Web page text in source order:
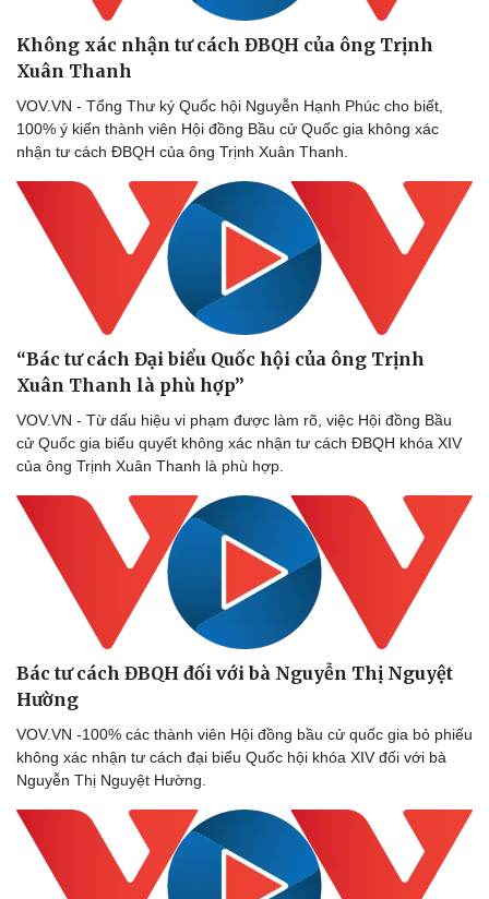
Doanh nghiệp
Thông tin doanh nghiệp
Doanh nghiệp 24h
Doanh nhân
Vì cộng đồng
Công nghệ
Sành điệu
Tin Công nghệ
Trải nghiệm
Chuyển đổi số
Sức khỏe
Đời sống
Không xác nhận tư cách ĐBQH của ông Trịnh
Xuân Thanh
VOV.VN - Tổng Thư ký Quốc hội Nguyễn Hạnh Phúc cho biết,
100% ý kiến thành viên Hội đồng Bầu cử Quốc gia không xác
nhận tư cách ĐBQH của ông Trịnh Xuân Thanh.
“Bác tư cách Đại biểu Quốc hội của ông Trịnh
Xuân Thanh là phù hợp”
VOV.VN - Từ dấu hiệu vi phạm được làm rõ, việc Hội đồng Bầu
cử Quốc gia biểu quyết không xác nhận tư cách ĐBQH khóa XIV
của ông Trịnh Xuân Thanh là phù hợp.
Bác tư cách ĐBQH đối với bà Nguyễn Thị Nguyệt
Hường
VOV.VN -100% các thành viên Hội đồng bầu cử quốc gia bỏ phiếu
không xác nhận tư cách đại biểu Quốc hội khóa XIV đối với bà
Nguyễn Thị Nguyệt Hường.